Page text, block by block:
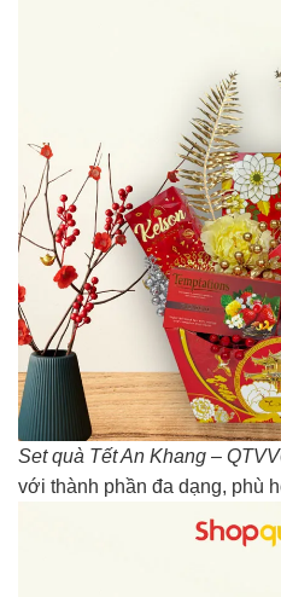
Set quà Tết An Khang –
với thành phần đa dạng, phù